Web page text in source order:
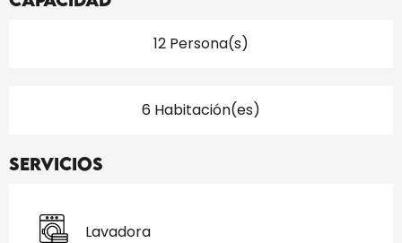
12 Persona(s)
6 Habitación(es)
Servicios
Lavadora